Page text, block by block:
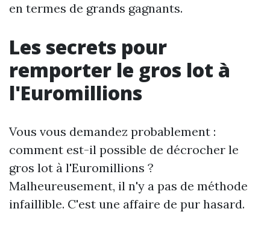
en termes de grands gagnants.
Les secrets pour
remporter le gros lot à
l'Euromillions
Vous vous demandez probablement :
comment est-il possible de décrocher le
gros lot à l'Euromillions ?
Malheureusement, il n'y a pas de méthode
infaillible. C'est une affaire de pur hasard.